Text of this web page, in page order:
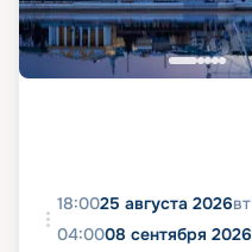
18:0025 августа 2026вт
04:0008 сентября 2026